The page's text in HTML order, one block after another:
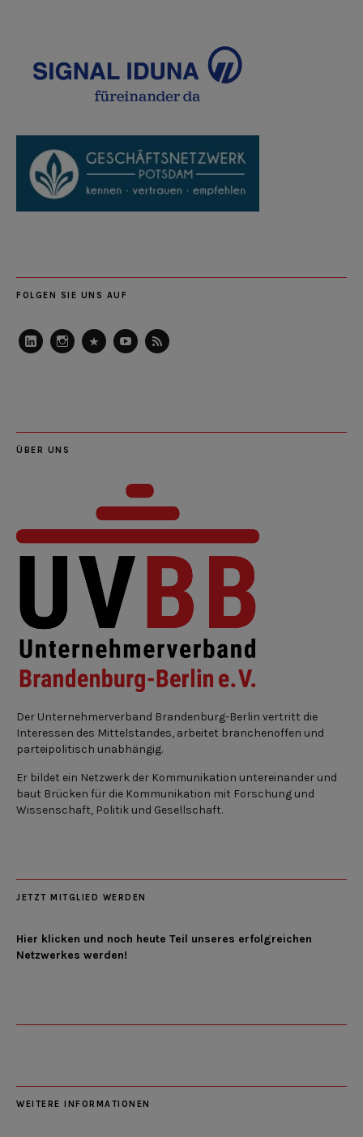
FOLGEN SIE UNS AUF
ÜBER UNS
Der Unternehmerverband Brandenburg-Berlin vertritt die
Interessen des Mittelstandes, arbeitet branchenoffen und
parteipolitisch unabhängig.
Er bildet ein Netzwerk der Kommunikation untereinander und
baut Brücken für die Kommunikation mit Forschung und
Wissenschaft, Politik und Gesellschaft.
JETZT MITGLIED WERDEN
Hier klicken und noch heute Teil unseres erfolgreichen
Netzwerkes werden!
WEITERE INFORMATIONEN